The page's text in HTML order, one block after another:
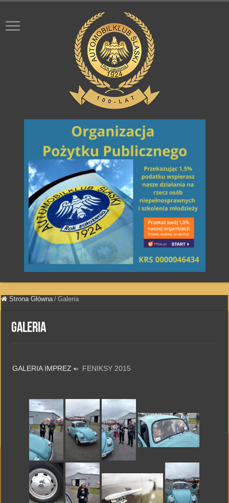
Strona Główna / Galeria
Galeria
GALERIA IMPREZ » FENIKSY 2015